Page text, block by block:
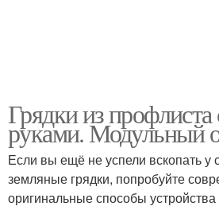
Грядки из
руками. Модульный
Если вы ещё не успели вскопать
земляные грядки, попробуйте
оригинальные способы